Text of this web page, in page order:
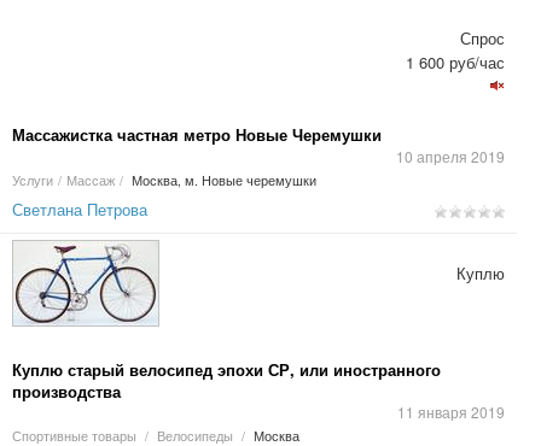
Массажистка частная метро Новые Черемушки
10 апреля 2019
Услуги / Массаж / Москва, м. Новые черемушки
Спрос
1 600 руб/час
Светлана Петрова
Куплю старый велосипед эпохи СР, или иностранного
производства
11 января 2019
Спортивные товары / Велосипеды / Москва
Куплю